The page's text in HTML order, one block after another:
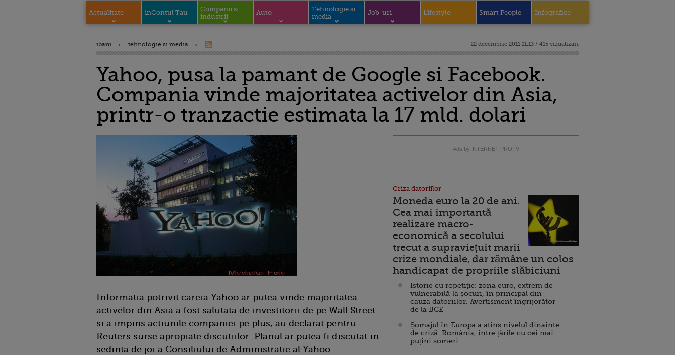
Actualitate inContul Tau
Companii si
industrii
Auto
Tehnologie si
media
Job-uri Lifestyle Smart People Infografice
ibani tehnologie si media 22 decembrie 2011 11:13 / 415 vizualizari
Yahoo, pusa la pamant de Google si Facebook.
Compania vinde majoritatea activelor din Asia,
printr-o tranzactie estimata la 17 mld. dolari
Informatia potrivit careia Yahoo ar putea vinde majoritatea
activelor din Asia a fost salutata de investitorii de pe Wall Street
si a impins actiunile companiei pe plus, au declarat pentru
Reuters surse apropiate discutiilor. Planul ar putea fi discutat in
sedinta de joi a Consiliului de Administratie al Yahoo.
Ads by INTERNET PROTV
Criza datoriilor
Moneda euro la 20 de ani.
Cea mai importantă
realizare macro-
economică a secolului
trecut a supraviețuit marii
crize mondiale, dar rămâne un colos
handicapat de propriile slăbiciuni
Istorie cu repetiție: zona euro, extrem de
vulnerabilă la șocuri, în principal din
cauza datoriilor. Avertisment îngrijorător
de la BCE
Șomajul în Europa a atins nivelul dinainte
de criză. România, între țările cu cei mai
puțini șomeri